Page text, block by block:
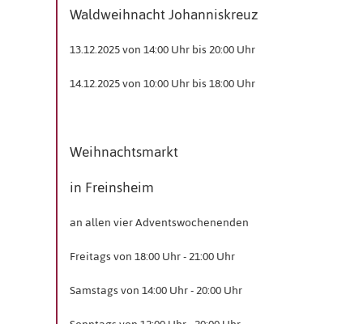
Waldweihnacht Johanniskreuz
13.12.2025 von 14:00 Uhr bis 20:00 Uhr
14.12.2025 von 10:00 Uhr bis 18:00 Uhr
Weihnachtsmarkt
in Freinsheim
an allen vier Adventswochenenden
Freitags von 18:00 Uhr - 21:00 Uhr
Samstags von 14:00 Uhr - 20:00 Uhr